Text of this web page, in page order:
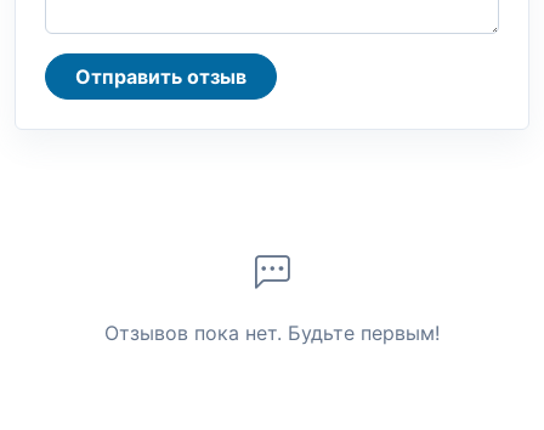
Отправить отзыв
Отзывов пока нет. Будьте первым!